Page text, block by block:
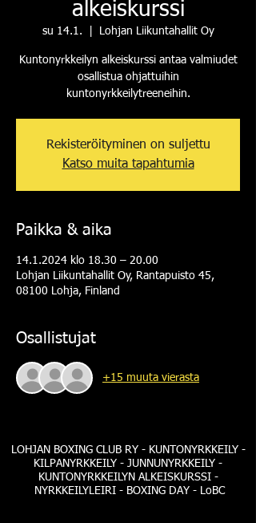
alkeiskurssi
su 14.1. Lohjan Liikuntahallit Oy
Kuntonyrkkeilyn alkeiskurssi antaa valmiudet
osallistua ohjattuihin
kuntonyrkkeilytreeneihin.
Rekisteröityminen on suljettu
Katso muita tapahtumia
Paikka & aika
14.1.2024 klo 18.30 – 20.00
Lohjan Liikuntahallit Oy, Rantapuisto 45,
08100 Lohja, Finland
Osallistujat
+15 muuta vierasta
LOHJAN BOXING CLUB RY - KUNTONYRKKEILY -
KILPANYRKKEILY - JUNNUNYRKKEILY -
KUNTONYRKKEILYN ALKEISKURSSI -
NYRKKEILYLEIRI - BOXING DAY - LoBC